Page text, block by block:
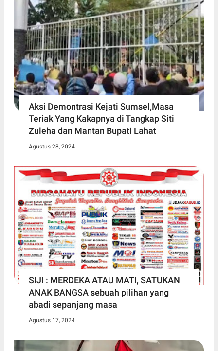
Aksi Demontrasi Kejati Sumsel,Masa
Teriak Yang Kakapnya di Tangkap Siti
Zuleha dan Mantan Bupati Lahat
Agustus 28, 2024
SIJI : MERDEKA ATAU MATI, SATUKAN
ANAK BANGSA sebuah pilihan yang
abadi sepanjang masa
Agustus 17, 2024